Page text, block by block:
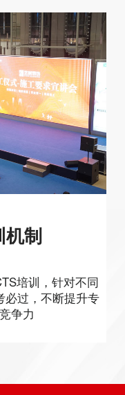
机制
培训，针对不同
必过，不断提升专
争力